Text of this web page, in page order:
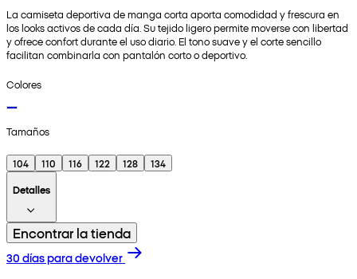
La camiseta deportiva de manga corta aporta comodidad y frescura en
los looks activos de cada día. Su tejido ligero permite moverse con libertad
y ofrece confort durante el uso diario. El tono suave y el corte sencillo
facilitan combinarla con pantalón corto o deportivo.
Colores
Tamaños
104 110 116 122 128
134
Detalles
Encontrar la tienda
30 días para devolver